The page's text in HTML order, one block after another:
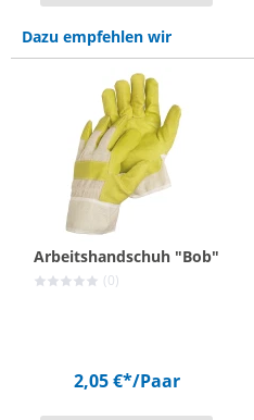
Dazu empfehlen wir
Arbeitshandschuh "Bob"
(0)
2,05 €*/Paar